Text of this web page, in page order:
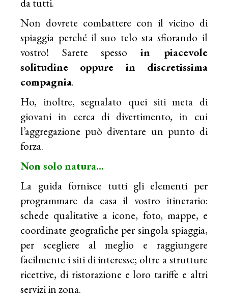
Non dovrete combattere con il vicino di
spiaggia perché il suo telo sta sfiorando il
vostro! Sarete spessoin piacevole
solitudine oppure in discretissima
compagnia.
Ho, inoltre, segnalato quei siti meta di
giovani in cerca di divertimento, in cui
l’aggregazione può diventare un punto di
forza.
Non solo natura…
La guida fornisce tutti gli elementi per
programmare da casa il vostro itinerario:
schede qualitative a icone, foto, mappe, e
coordinate geografiche per singola spiaggia,
per scegliere al meglio e raggiungere
facilmente i siti di interesse; oltre a strutture
ricettive, di ristorazione e loro tariffe e altri
servizi in zona.